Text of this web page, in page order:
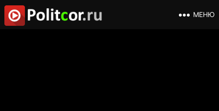
МЕНЮ